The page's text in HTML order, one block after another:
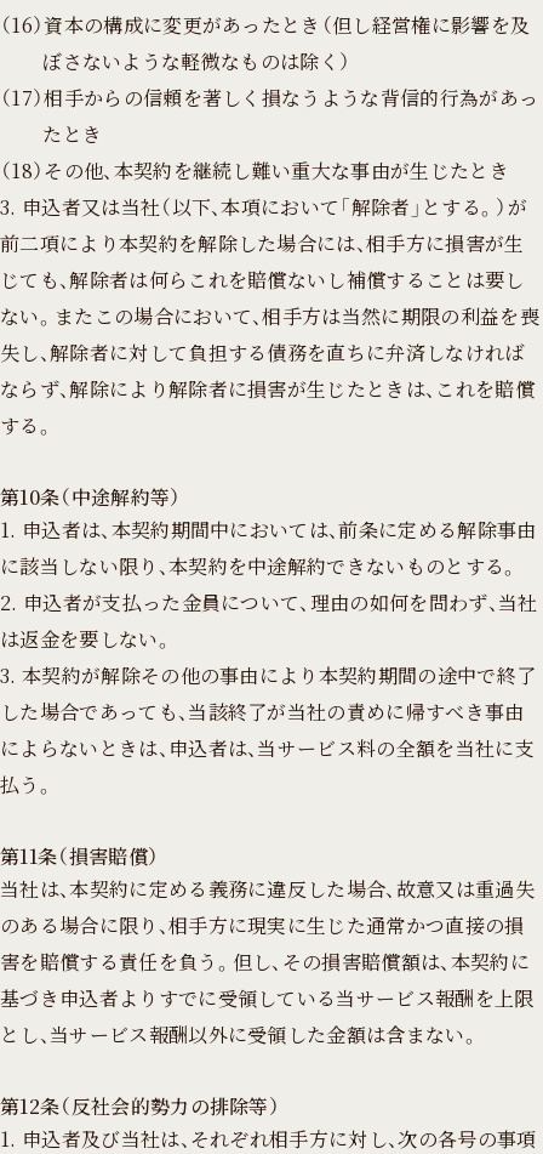
（16）資本の構成に変更があったとき（但し経営権に影響を及
ぼさないような軽微なものは除く）
（17）相手からの信頼を著しく損なうような背信的行為があっ
たとき
（18）その他、本契約を継続し難い重大な事由が生じたとき
3. 申込者又は当社（以下、本項において「解除者」とする。）が
前二項により本契約を解除した場合には、相手方に損害が生
じても、解除者は何らこれを賠償ないし補償することは要し
ない。またこの場合において、相手方は当然に期限の利益を喪
失し、解除者に対して負担する債務を直ちに弁済しなければ
ならず、解除により解除者に損害が生じたときは、これを賠償
する。
第10条（中途解約等）
1. 申込者は、本契約期間中においては、前条に定める解除事由
に該当しない限り、本契約を中途解約できないものとする。
2. 申込者が支払った金員について、理由の如何を問わず、当社
は返金を要しない。
3. 本契約が解除その他の事由により本契約期間の途中で終了
した場合であっても、当該終了が当社の責めに帰すべき事由
によらないときは、申込者は、当サービス料の全額を当社に支
払う。
第11条（損害賠償）
当社は、本契約に定める義務に違反した場合、故意又は重過失
のある場合に限り、相手方に現実に生じた通常かつ直接の損
害を賠償する責任を負う。但し、その損害賠償額は、本契約に
基づき申込者よりすでに受領している当サービス報酬を上限
とし、当サービス報酬以外に受領した金額は含まない。
第12条（反社会的勢力の排除等）
1. 申込者及び当社は、それぞれ相手方に対し、次の各号の事項